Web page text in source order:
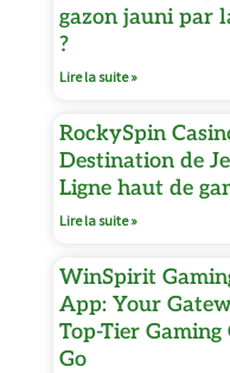
gazon jauni par
?
Lire la suite »
RockySpin
Destination de
Ligne haut de
Lire la suite »
WinSpirit
App: Your
Top-Tier Gaming
Go